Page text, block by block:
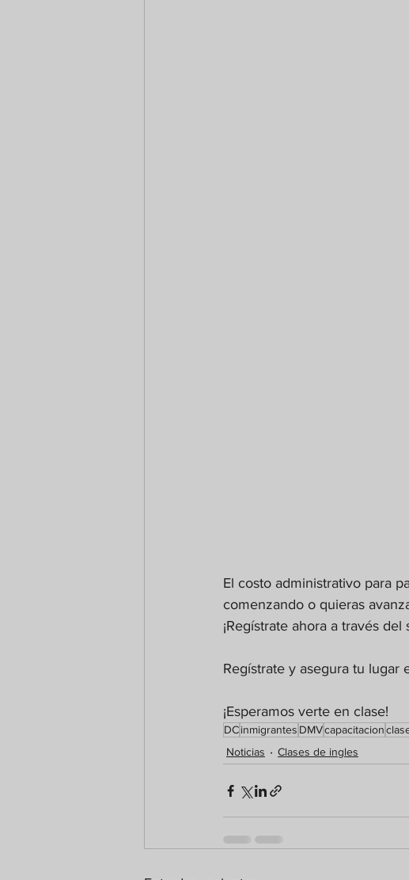
El costo administrativo para
comenzando o quieras
¡Regístrate ahora a través
Regístrate y asegura tu lugar
¡Esperamos verte en clase!
DCinmigrantes DMVcapacitacion
Noticias
Clases de ingles